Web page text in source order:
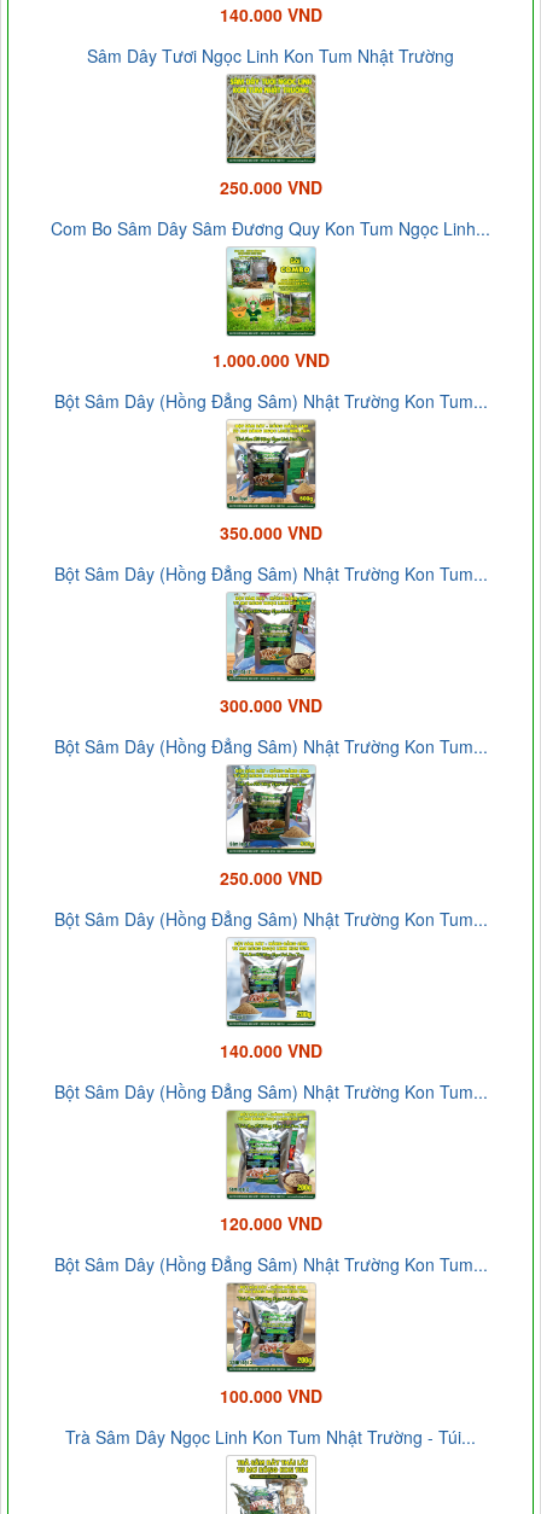
140.000 VND
Sâm Dây Tươi Ngọc Linh Kon Tum Nhật Trường
250.000 VND
Com Bo Sâm Dây Sâm Đương Quy Kon Tum Ngọc Linh...
1.000.000 VND
Bột Sâm Dây (Hồng Đẳng Sâm) Nhật Trường Kon Tum...
350.000 VND
Bột Sâm Dây (Hồng Đẳng Sâm) Nhật Trường Kon Tum...
300.000 VND
Bột Sâm Dây (Hồng Đẳng Sâm) Nhật Trường Kon Tum...
250.000 VND
Bột Sâm Dây (Hồng Đẳng Sâm) Nhật Trường Kon Tum...
140.000 VND
Bột Sâm Dây (Hồng Đẳng Sâm) Nhật Trường Kon Tum...
120.000 VND
Bột Sâm Dây (Hồng Đẳng Sâm) Nhật Trường Kon Tum...
100.000 VND
Trà Sâm Dây Ngọc Linh Kon Tum Nhật Trường - Túi...